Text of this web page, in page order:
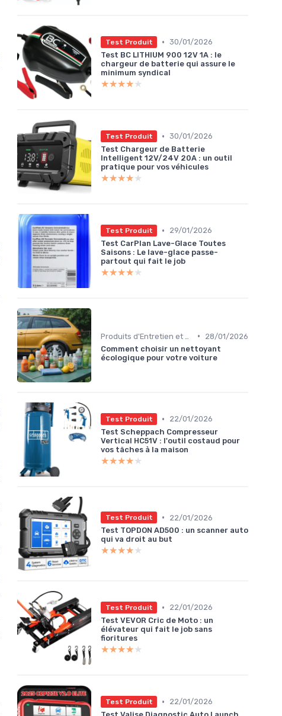
Test Produit • 30/01/2026
Test BC LITHIUM 900 12V 1A : le
chargeur de batterie qui assure le
minimum syndical
★★★★★
★★★★★
Test Produit • 30/01/2026
Test Chargeur de Batterie
Intelligent 12V/24V 20A : un outil
pratique pour vos véhicules
★★★★★
★★★★★
Test Produit •
29/01/2026
Test CarPlan Lave-Glace Toutes
Saisons : Le lave-glace passe-
partout qui fait le job
★★★★★
★★★★★
•
28/01/2026
Comment choisir un nettoyant
écologique pour votre voiture
Test Produit •
22/01/2026
Test Scheppach Compresseur
Vertical HC51V : l'outil costaud pour
vos tâches à la maison
★★★★★
★★★★★
Test Produit •
22/01/2026
Test TOPDON AD500 : un scanner auto
qui va droit au but
★★★★★
★★★★★
Test Produit •
22/01/2026
Test VEVOR Cric de Moto : un
élévateur qui fait le job sans
fioritures
★★★★★
★★★★★
Test Produit •
22/01/2026